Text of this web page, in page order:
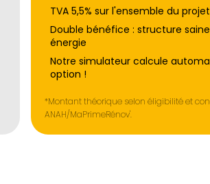
TVA 5,5% sur l'ensemble du projet
Double bénéfice : structure
énergie
Notre simulateur calcule
option !
*Montant théorique selon éligibilité et
ANAH/MaPrimeRénov'.